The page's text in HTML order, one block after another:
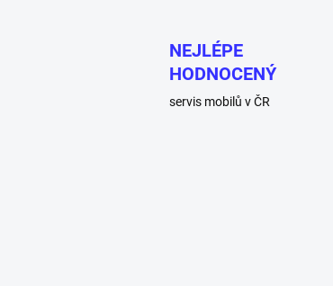
NEJLÉPE
HODNOCENÝ
servis mobilů v ČR